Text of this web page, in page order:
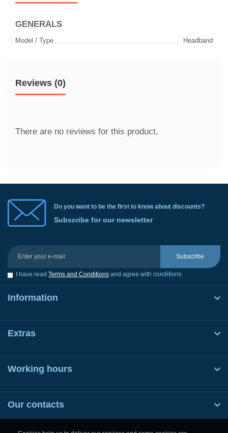
GENERALS
Model / Type Headband
Reviews (0)
There are no reviews for this product.
Do you want to be the first to know about discounts?
Subscribe for our newsletter
Subscribe
I have read Terms and Conditions and agree with conditions
Information
Extras
Working hours
Our contacts